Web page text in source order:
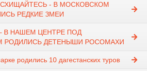
- В МОСКОВСКОМ
РЕДКИЕ ЗМЕИ
В НАШЕМ ЦЕНТРЕ ПОД
РОДИЛИСЬ ДЕТЕНЫШИ РОСОМАХИ
родились 10 дагестанских туров